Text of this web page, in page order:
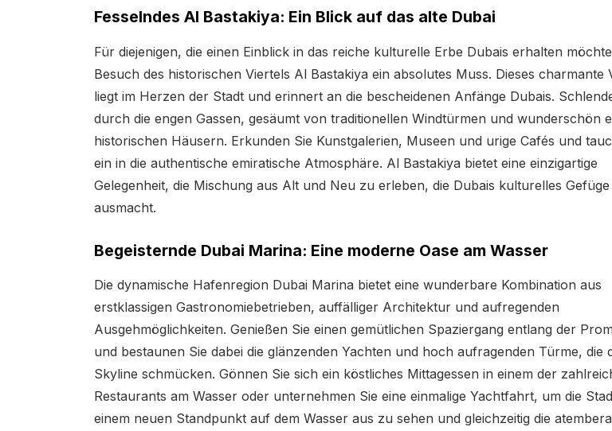
Fesselndes Al Bastakiya: Ein Blick auf das alte Dubai
Für diejenigen, die einen Einblick in das reiche kulturelle Erbe Dubais erhalten
Besuch des historischen Viertels Al Bastakiya ein absolutes Muss. Dieses charmante
liegt im Herzen der Stadt und erinnert an die bescheidenen Anfänge Dubais.
durch die engen Gassen, gesäumt von traditionellen Windtürmen und wunderschön
historischen Häusern. Erkunden Sie Kunstgalerien, Museen und urige Cafés und
ein in die authentische emiratische Atmosphäre. Al Bastakiya bietet eine einzigartige
Gelegenheit, die Mischung aus Alt und Neu zu erleben, die Dubais kulturelles Gefüge
ausmacht.
Begeisternde Dubai Marina: Eine moderne Oase am Wasser
Die dynamische Hafenregion Dubai Marina bietet eine wunderbare Kombination aus
erstklassigen Gastronomiebetrieben, auffälliger Architektur und aufregenden
Ausgehmöglichkeiten. Genießen Sie einen gemütlichen Spaziergang entlang der
und bestaunen Sie dabei die glänzenden Yachten und hoch aufragenden Türme, die
Skyline schmücken. Gönnen Sie sich ein köstliches Mittagessen in einem der
Restaurants am Wasser oder unternehmen Sie eine einmalige Yachtfahrt, um die
einem neuen Standpunkt auf dem Wasser aus zu sehen und gleichzeitig die